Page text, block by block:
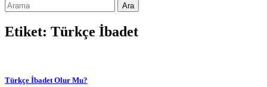
Etiket: Türkçe İbadet
Türkçe İbadet Olur Mu?